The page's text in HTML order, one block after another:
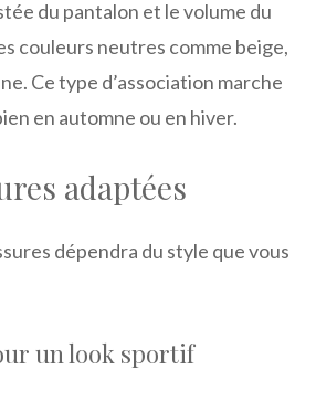
du pantalon et le volume du
couleurs neutres comme beige,
Ce type d’association marche
en automne ou en hiver.
adaptées
dépendra du style que vous
un look sportif